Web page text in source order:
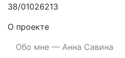
38/01026213
О проекте
Обо мне — Анна Савина